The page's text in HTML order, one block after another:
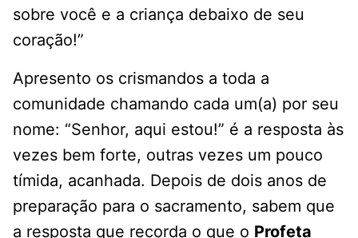
sobre você e a criança debaixo de seu
coração!”
Apresento os crismandos a toda a
comunidade chamando cada um(a) por seu
nome: “Senhor, aqui estou!” é a resposta às
vezes bem forte, outras vezes um pouco
tímida, acanhada. Depois de dois anos de
preparação para o sacramento, sabem que
a resposta que recorda o que o Profeta